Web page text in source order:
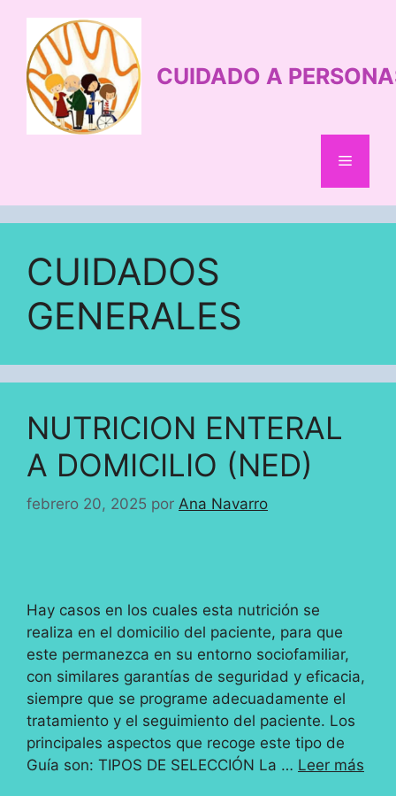
contenido
CUIDADO A
Menú
CUIDADOS
GENERALES
NUTRICION ENTERAL
A DOMICILIO (NED)
febrero 20, 2025 por Ana Navarro
Hay casos en los cuales esta nutrición se
realiza en el domicilio del paciente, para que
este permanezca en su entorno sociofamiliar,
con similares garantías de seguridad y eficacia,
siempre que se programe adecuadamente el
tratamiento y el seguimiento del paciente. Los
principales aspectos que recoge este tipo de
Guía son: TIPOS DE SELECCIÓN La … Leer más